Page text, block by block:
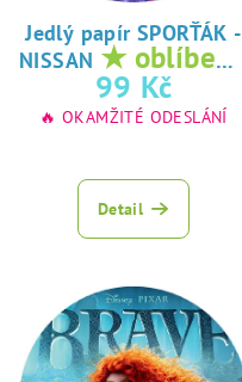
Jedlý papír SPORŤÁK -
NISSAN ★ oblíbený
tisk na jedlý
papír
99 Kč
🔥 OKAMŽITÉ ODESLÁNÍ
Detail